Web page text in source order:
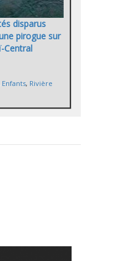
disparus
pirogue sur
Central
Enfants, Rivière